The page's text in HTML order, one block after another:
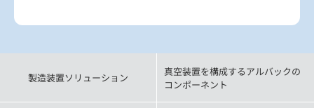
製造装置ソリューション
真空装置を構成するアルバックの
コンポーネント